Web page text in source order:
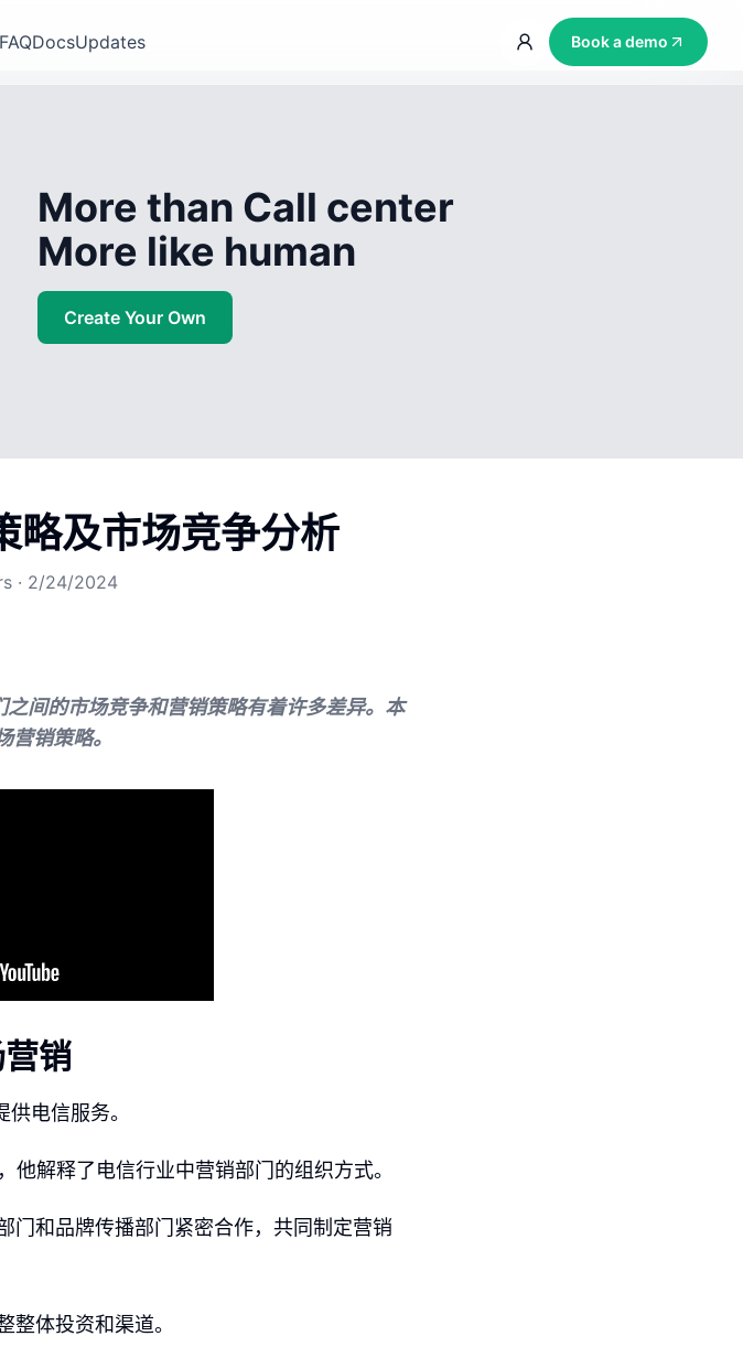
FAQDocsUpdates Book a demo
More than Call center
More like human
Create Your Own
略及市场竞争分析
· 2/24/2024
间的市场竞争和营销策略有着许多差异。本
销策略。
销
电信服务。
解释了电信行业中营销部门的组织方式。
门和品牌传播部门紧密合作，共同制定营销
整体投资和渠道。